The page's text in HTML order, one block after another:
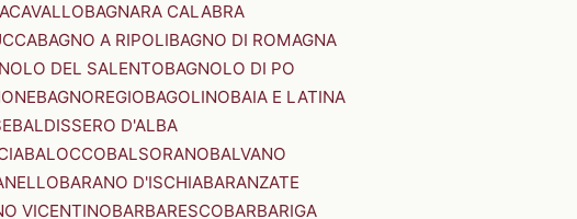
BAGNARA CALABRA
BAGNO A RIPOLIBAGNO DI ROMAGNA
DEL SALENTOBAGNOLO DI PO
BAGNOREGIOBAGOLINOBAIA E LATINA
BALDISSERO D'ALBA
BALOCCOBALSORANOBALVANO
BARANO D'ISCHIABARANZATE
VICENTINOBARBARESCOBARBARIGA